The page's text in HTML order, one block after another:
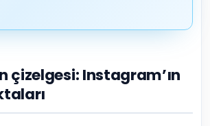
çizelgesi: Instagram’ın